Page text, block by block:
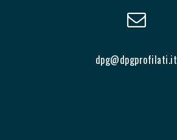
dpg@dpgprofilati.it